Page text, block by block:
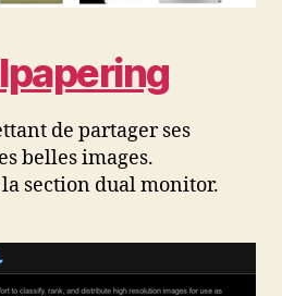
de partager ses
belles images.
section dual monitor.